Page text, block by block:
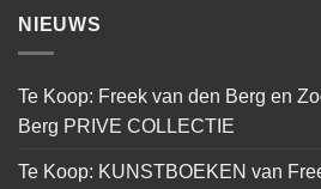
NIEUWS
Te Koop: Freek van den Berg en
Berg PRIVE COLLECTIE
Te Koop: KUNSTBOEKEN van